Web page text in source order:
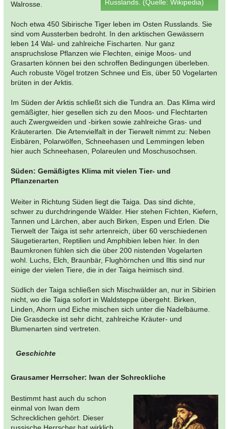
Russlands. (Quelle: Wikipedia)
Walrosse.
Noch etwa 450 Sibirische Tiger leben im Osten Russlands. Sie
sind vom Aussterben bedroht. In den arktischen Gewässern
leben 14 Wal- und zahlreiche Fischarten. Nur ganz
anspruchslose Pflanzen wie Flechten, einige Moos- und
Grasarten können bei den schroffen Bedingungen überleben.
Auch robuste Vögel trotzen Schnee und Eis, über 50 Vogelarten
brüten in der Arktis.
Im Süden der Arktis schließt sich die Tundra an. Das Klima wird
gemäßigter, hier gesellen sich zu den Moos- und Flechtarten
auch Zwergweiden und -birken sowie zahlreiche Gras- und
Kräuterarten. Die Artenvielfalt in der Tierwelt nimmt zu: Neben
Eisbären, Polarwölfen, Schneehasen und Lemmingen leben
hier auch Schneehasen, Polareulen und Moschusochsen.
Süden: Gemäßigtes Klima mit vielen Tier- und
Pflanzenarten
Weiter in Richtung Süden liegt die Taiga. Das sind dichte,
schwer zu durchdringende Wälder. Hier stehen Fichten, Kiefern,
Tannen und Lärchen, aber auch Birken, Espen und Erlen. Die
Tierwelt der Taiga ist sehr artenreich, über 60 verschiedenen
Säugetierarten, Reptilien und Amphibien leben hier. In den
Baumkronen fühlen sich die über 200 nistenden Vogelarten
wohl. Luchs, Elch, Braunbär, Flughörnchen und Iltis sind nur
einige der vielen Tiere, die in der Taiga heimisch sind.
Südlich der Taiga schließen sich Mischwälder an, nur in Sibirien
nicht, wo die Taiga sofort in Waldsteppe übergeht. Birken,
Linden, Ahorn und Eiche mischen sich unter die Nadelbäume.
Die Grasdecke ist sehr dicht, zahlreiche Kräuter- und
Blumenarten sind vertreten.
Geschichte
Grausamer Herrscher: Iwan der Schreckliche
Bestimmt hast auch du schon
einmal von Iwan dem
Schrecklichen gehört. Dieser